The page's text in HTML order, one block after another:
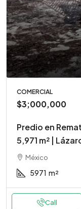
COMERCIAL
$3;000,000
Predio en
5,971 m² |
México
5971 m²
Call